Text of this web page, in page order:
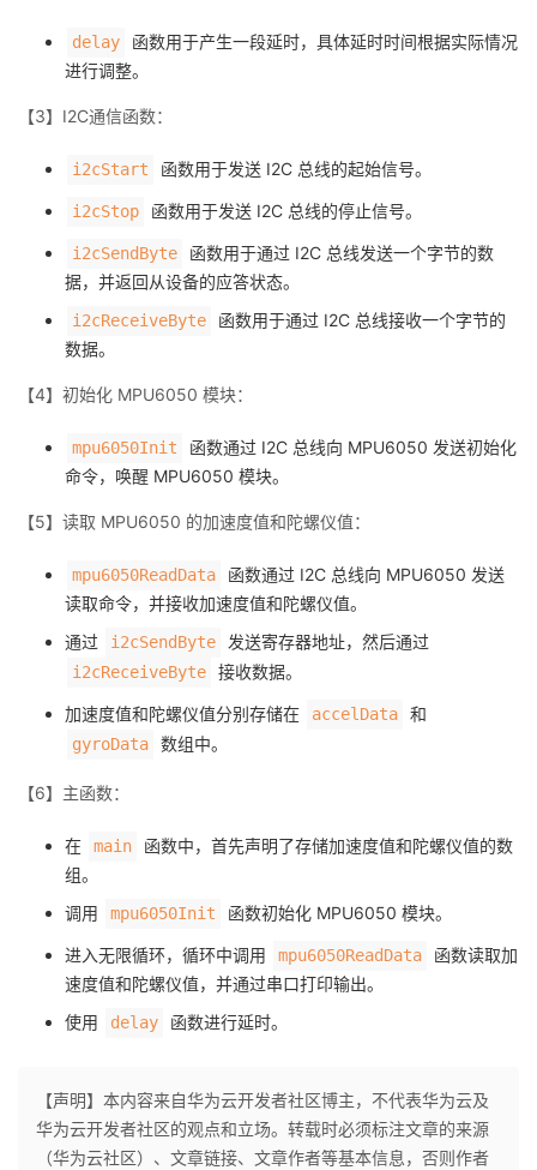
delay
函数用于产生一段延时，具体延时时间根据实际情况
进行调整。
【3】I2C通信函数：
i2cStart 函数用于发送 I2C 总线的起始信号。
i2cStop 函数用于发送 I2C 总线的停止信号。
i2cSendByte
函数用于通过 I2C 总线发送一个字节的数
据，并返回从设备的应答状态。
i2cReceiveByte
函数用于通过 I2C 总线接收一个字节的
数据。
【4】初始化 MPU6050 模块：
mpu6050Init
函数通过 I2C 总线向 MPU6050 发送初始化
命令，唤醒 MPU6050 模块。
【5】读取 MPU6050 的加速度值和陀螺仪值：
mpu6050ReadData
函数通过 I2C 总线向 MPU6050 发送
读取命令，并接收加速度值和陀螺仪值。
通过
i2cSendByte 发送寄存器地址，然后通过
i2cReceiveByte 接收数据。
加速度值和陀螺仪值分别存储在 accelData 和
gyroData 数组中。
【6】主函数：
在 main
函数中，首先声明了存储加速度值和陀螺仪值的数
组。
调用
mpu6050Init 函数初始化 MPU6050 模块。
进入无限循环，循环中调用 mpu6050ReadData
函数读取加
速度值和陀螺仪值，并通过串口打印输出。
使用
delay 函数进行延时。
【声明】本内容来自华为云开发者社区博主，不代表华为云及
华为云开发者社区的观点和立场。转载时必须标注文章的来源
（华为云社区）、文章链接、文章作者等基本信息，否则作者